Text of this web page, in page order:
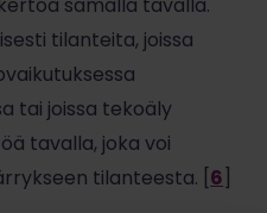
tilanteita, joissa
tai joissa tekoäly
tavalla, joka voi
tilanteesta. [ 6